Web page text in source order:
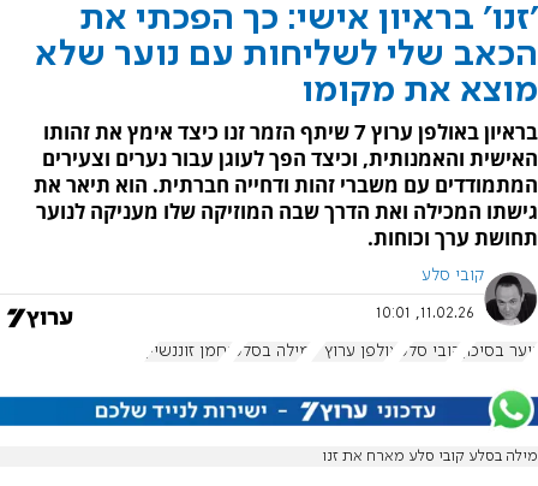
'זנו' בראיון אישי: כך הפכתי את
הכאב שלי לשליחות עם נוער שלא
מוצא את מקומו
בראיון באולפן ערוץ 7 שיתף הזמר זנו כיצד אימץ את זהותו
האישית והאמנותית, וכיצד הפך לעוגן עבור נערים וצעירים
המתמודדים עם משברי זהות ודחייה חברתית. הוא תיאר את
גישתו המכילה ואת הדרך שבה המוזיקה שלו מעניקה לנוער
תחושת ערך וכוחות.
קובי סלע
11.02.26, 10:01
נוער בסיכון קובי סלע אולפן ערוץ 7 מילה בסלע נחמן זוננשיין
מילה בסלע קובי סלע מארח את זנו